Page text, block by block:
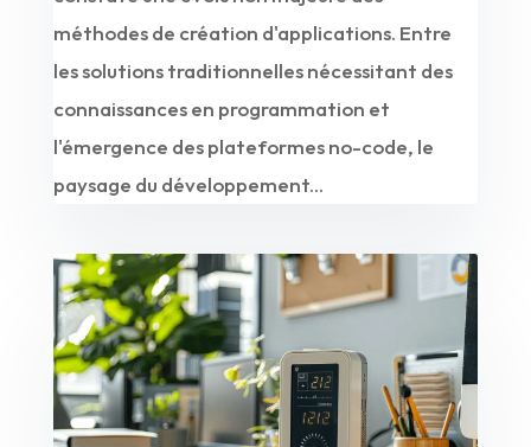
méthodes de création d'applications. Entre
les solutions traditionnelles nécessitant des
connaissances en programmation et
l'émergence des plateformes no-code, le
paysage du développement...